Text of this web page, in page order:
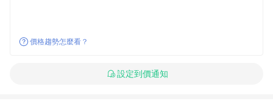
價格趨勢怎麼看？
設定到價通知